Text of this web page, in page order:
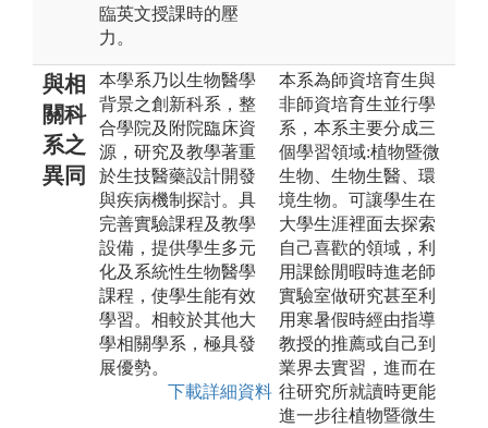
臨英文授課時的壓
力。
與相
關科
系之
異同
本學系乃以生物醫學
背景之創新科系，整
合學院及附院臨床資
源，研究及教學著重
於生技醫藥設計開發
與疾病機制探討。具
完善實驗課程及教學
設備，提供學生多元
化及系統性生物醫學
課程，使學生能有效
學習。相較於其他大
學相關學系，極具發
展優勢。
下載詳細資料
本系為師資培育生與
非師資培育生並行學
系，本系主要分成三
個學習領域:植物暨微
生物、生物生醫、環
境生物。可讓學生在
大學生涯裡面去探索
自己喜歡的領域，利
用課餘閒暇時進老師
實驗室做研究甚至利
用寒暑假時經由指導
教授的推薦或自己到
業界去實習，進而在
往研究所就讀時更能
進一步往植物暨微生